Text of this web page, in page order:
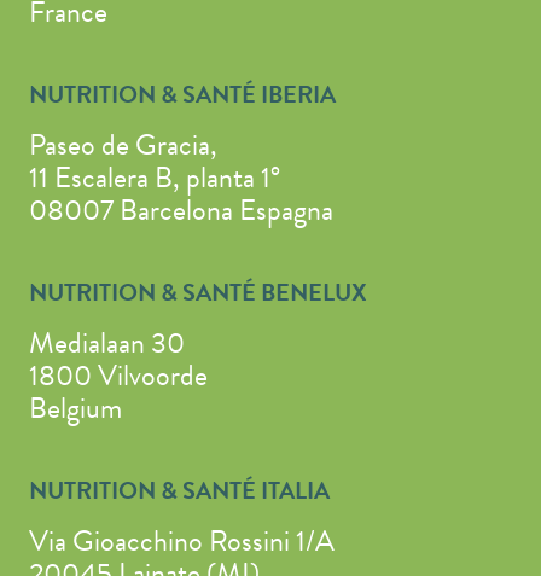
France
NUTRITION & SANTÉ IBERIA
Paseo de Gracia,
11 Escalera B, planta 1°
08007 Barcelona Espagna
NUTRITION & SANTÉ BENELUX
Medialaan 30
1800 Vilvoorde
Belgium
NUTRITION & SANTÉ ITALIA
Via Gioacchino Rossini 1/A